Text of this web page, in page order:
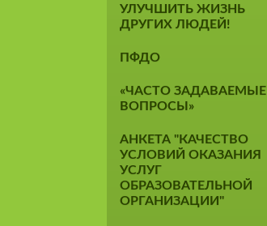
УЛУЧШИТЬ ЖИЗНЬ
ДРУГИХ ЛЮДЕЙ!
ПФДО
«ЧАСТО ЗАДАВАЕМЫЕ
ВОПРОСЫ»
АНКЕТА "КАЧЕСТВО
УСЛОВИЙ ОКАЗАНИЯ
УСЛУГ
ОБРАЗОВАТЕЛЬНОЙ
ОРГАНИЗАЦИИ"